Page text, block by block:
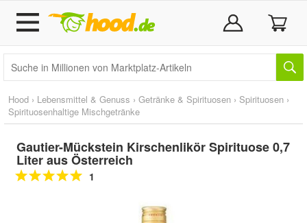
Hood › Lebensmittel & Genuss › Getränke & Spirituosen › Spirituosen ›
Spirituosenhaltige Mischgetränke
Gautier-Mückstein Kirschenlikör Spirituose 0,7
Liter aus Österreich
1